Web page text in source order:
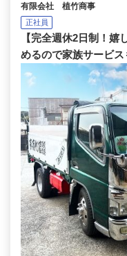
有限会社 植竹商事
正社員
【完全週休2日制！
めるので家族サービス